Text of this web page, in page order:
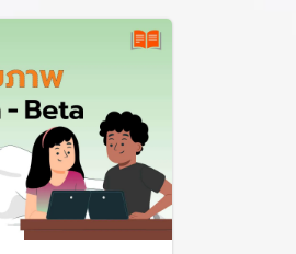
Tablet Per Child
ท็บเล็ตในประเทศไทยไม่ได้เกิดเป็นค
แท็บเล็ตให้แก่โรงเรียนเป็นนโยบายเร่
เหมาะสม โดยระบุว่า